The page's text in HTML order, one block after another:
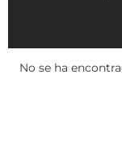
No se ha